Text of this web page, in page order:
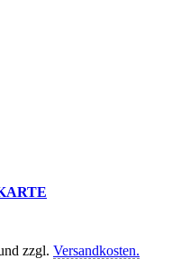
zzgl. Versandkosten.